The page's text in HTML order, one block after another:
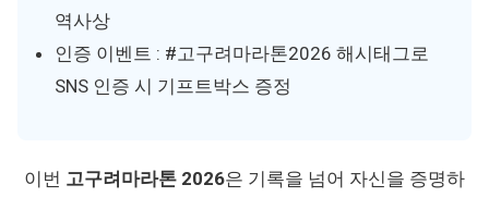
역사상
인증 이벤트 : #고구려마라톤2026 해시태그로
SNS 인증 시 기프트박스 증정
이번 고구려마라톤 2026은 기록을 넘어 자신을 증명하